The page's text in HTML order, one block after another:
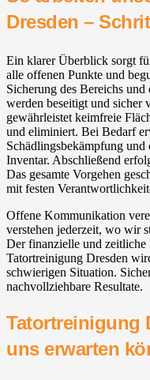
Dresden –
Ein klarer Überblick sorgt
alle offenen Punkte und
Sicherung des Bereichs
werden beseitigt und sicher
gewährleistet keimfreie
und eliminiert. Bei Bedarf
Schädlingsbekämpfung
Inventar. Abschließend
Das gesamte Vorgehen
mit festen
Offene Kommunikation
verstehen jederzeit, wo wir
Der finanzielle und
Tatortreinigung Dresden
schwierigen Situation.
nachvollziehbare Resultate.
Tatortreinigung
uns erwarten